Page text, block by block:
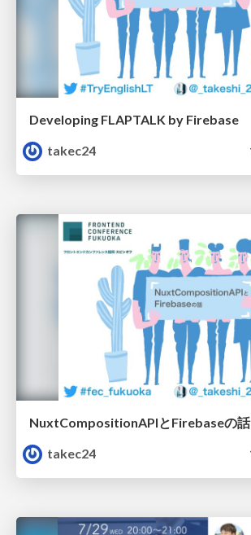
Developing FLAPTALK by Firebase
takec24
NuxtCompositionAPIとFirebaseの話
takec24